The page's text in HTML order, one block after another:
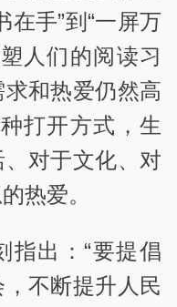
在手”到“一屏万
人们的阅读习
和热爱仍然高
打开方式，生
对于文化、对
热爱。
指出：“要提倡
不断提升人民